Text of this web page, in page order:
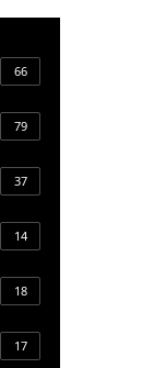
66
79
37
14
18
17